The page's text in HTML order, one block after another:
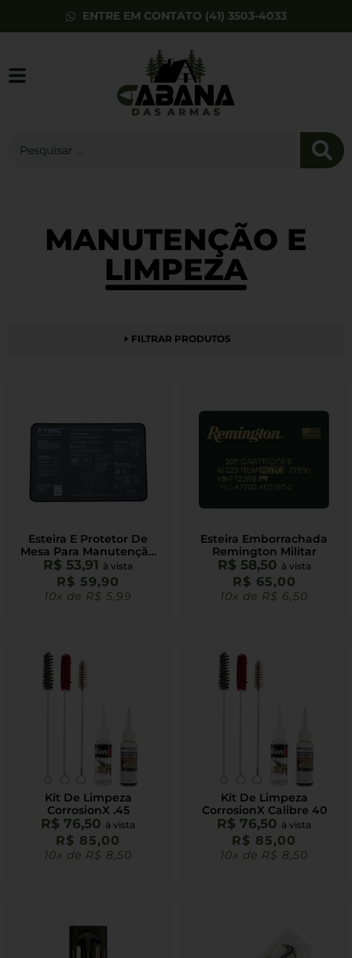
ENTRE EM CONTATO (41) 3503-4033
MANUTENÇÃO E
LIMPEZA
FILTRAR PRODUTOS
Esteira E Protetor De
Mesa Para Manutenção
Cytac
R$ 53,91 à vista
R$ 59,90
10x de R$ 5,99
Esteira Emborrachada
Remington Militar
R$ 58,50 à vista
R$ 65,00
10x de R$ 6,50
Kit De Limpeza
CorrosionX .45
R$ 76,50 à vista
R$ 85,00
10x de R$ 8,50
Kit De Limpeza
CorrosionX Calibre 40
R$ 76,50 à vista
R$ 85,00
10x de R$ 8,50
5,5mm 250un
R$39,90 ADD